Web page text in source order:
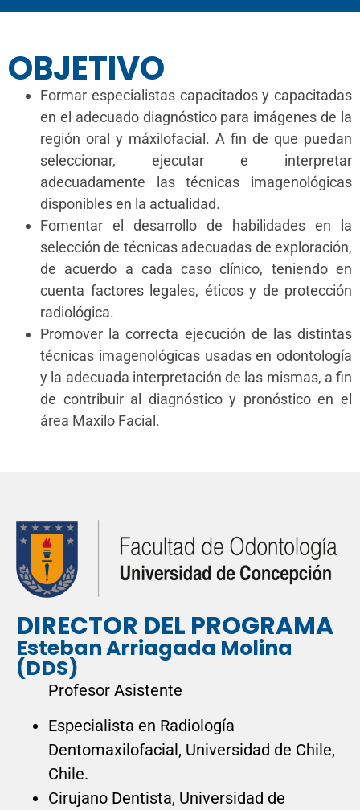
OBJETIVO
Formar especialistas capacitados y capacitadas
en el adecuado diagnóstico para imágenes de la
región oral y máxilofacial. A fin de que puedan
seleccionar, ejecutar e interpretar
adecuadamente las técnicas imagenológicas
disponibles en la actualidad.
Fomentar el desarrollo de habilidades en la
selección de técnicas adecuadas de exploración,
de acuerdo a cada caso clínico, teniendo en
cuenta factores legales, éticos y de protección
radiológica.
Promover la correcta ejecución de las distintas
técnicas imagenológicas usadas en odontología
y la adecuada interpretación de las mismas, a fin
de contribuir al diagnóstico y pronóstico en el
área Maxilo Facial.
DIRECTOR DEL PROGRAMA
Esteban Arriagada Molina
(DDS)
Profesor Asistente
Especialista en Radiología
Dentomaxilofacial, Universidad de Chile,
Chile.
Cirujano Dentista, Universidad de